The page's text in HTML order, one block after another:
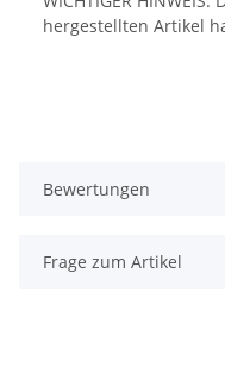
Bewertungen
Frage zum Artikel